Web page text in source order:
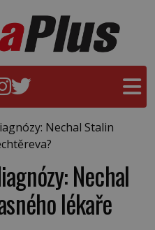
Nechal Stalin
Nechal
lékaře